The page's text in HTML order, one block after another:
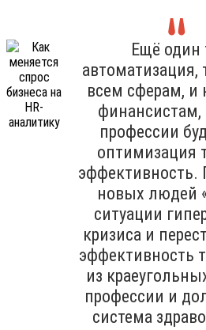
Ещё один
автоматизация,
всем сферам, и
профессии
оптимизация
эффективность.
новых людей
ситуации
кризиса и
эффективность
из
профессии и
система